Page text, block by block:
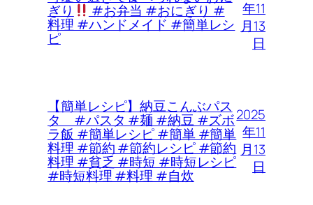
ぎり #お弁当 #おにぎり #
料理 #ハンドメイド #簡単レシ
ピ
年11
月13
日
【簡単レシピ】納豆こんぶパス
タ #パスタ #麺 #納豆 #ズボ
ラ飯 #簡単レシピ #簡単 #簡単
料理 #節約 #節約レシピ #節約
料理 #貧乏 #時短 #時短レシピ
#時短料理 #料理 #自炊
2025
年11
月13
日